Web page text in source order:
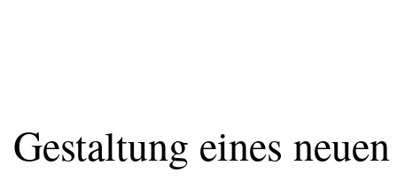
Gestaltung eines